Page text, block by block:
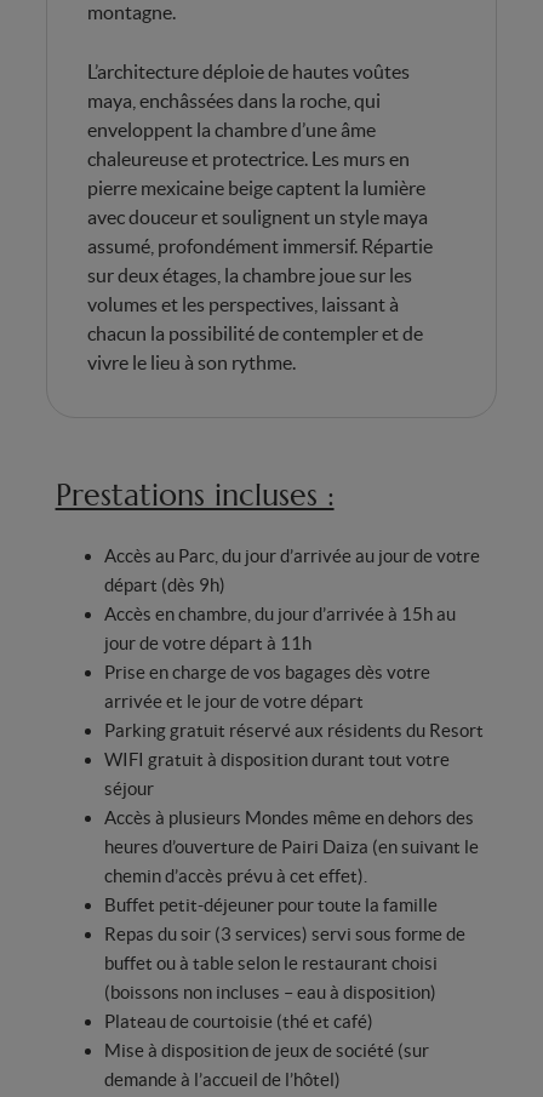
montagne.
L’architecture déploie de hautes voûtes
maya, enchâssées dans la roche, qui
enveloppent la chambre d’une âme
chaleureuse et protectrice. Les murs en
pierre mexicaine beige captent la lumière
avec douceur et soulignent un style maya
assumé, profondément immersif. Répartie
sur deux étages, la chambre joue sur les
volumes et les perspectives, laissant à
chacun la possibilité de contempler et de
vivre le lieu à son rythme.
Prestations incluses :
Accès au Parc, du jour d’arrivée au jour de votre
départ (dès 9h)
Accès en chambre, du jour d’arrivée à 15h au
jour de votre départ à 11h
Prise en charge de vos bagages dès votre
arrivée et le jour de votre départ
Parking gratuit réservé aux résidents du Resort
WIFI gratuit à disposition durant tout votre
séjour
Accès à plusieurs Mondes même en dehors des
heures d’ouverture de Pairi Daiza (en suivant le
chemin d’accès prévu à cet effet).
Buffet petit-déjeuner pour toute la famille
Repas du soir (3 services) servi sous forme de
buffet ou à table selon le restaurant choisi
(boissons non incluses – eau à disposition)
Plateau de courtoisie (thé et café)
Mise à disposition de jeux de société (sur
demande à l’accueil de l’hôtel)